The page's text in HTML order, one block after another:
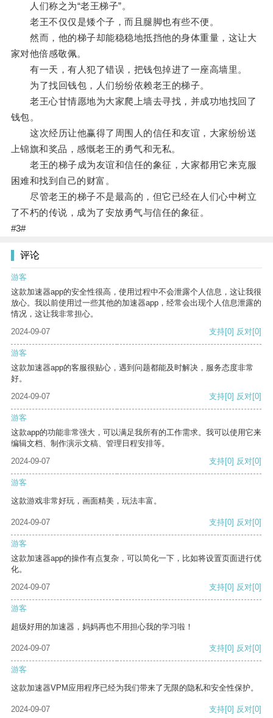
人们称之为“老王梯子”。
老王不仅仅是矮个子，而且腿脚也有些不便。
然而，他的梯子却能稳稳地抵挡他的身体重量，这让大
家对他倍感敬佩。
有一天，有人犯了错误，把钱包掉进了一座高墙里。
为了找回钱包，人们纷纷依赖老王的梯子。
老王心甘情愿地为大家爬上墙去寻找，并成功地找回了
钱包。
这次经历让他赢得了周围人的信任和友谊，大家纷纷送
上锦旗和奖品，感慨老王的勇气和无私。
老王的梯子成为友谊和信任的象征，大家都用它来克服
困难和找到自己的财富。
尽管老王的梯子不是最高的，但它已经在人们心中树立
了不朽的传说，成为了安放勇气与信任的象征。
#3#
评论
游客
这款加速器app的安全性很高，使用过程中不会泄露个人信息，这让我很
放心。我以前使用过一些其他的加速器app，经常会出现个人信息泄露的
情况，这让我非常担心。
2024-09-07
支持[0] 反对[0]
游客
这款加速器app的客服很贴心，遇到问题都能及时解决，服务态度非常
好。
2024-09-07
支持[0] 反对[0]
游客
这款app的功能非常强大，可以满足我所有的工作需求。我可以使用它来
编辑文档、制作演示文稿、管理日程安排等。
2024-09-07
支持[0] 反对[0]
游客
这款游戏非常好玩，画面精美，玩法丰富。
2024-09-07 支持[0] 反对[0]
游客
这款加速器app的操作有点复杂，可以简化一下，比如将设置页面进行优
化。
2024-09-07
支持[0] 反对[0]
游客
超级好用的加速器，妈妈再也不用担心我的学习啦！
2024-09-07 支持[0] 反对[0]
游客
这款加速器VPM应用程序已经为我们带来了无限的隐私和安全性保护。
2024-09-07 支持[0] 反对[0]